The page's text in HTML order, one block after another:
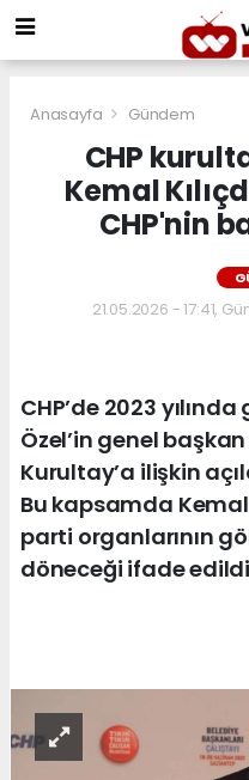
Anasayfa Gündem
CHP
Kemal
CHP'nin
21.05.2026 - 17:41,
CHP’de 2023
Özel’in genel
Kurultay’a ilişkin
Bu kapsamda
parti organlarının
döneceği ifade